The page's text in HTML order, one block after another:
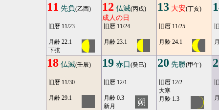
11 先負(乙酉)
旧暦 11/23
月齢 22.1
下弦
12 仏滅(丙戌)
成人の日
旧暦 11/24
月齢 23.1
13 大安(丁亥)
旧暦 11/25
月齢 24.1
18 仏滅(壬辰)
旧暦 11/30
月齢 29.1
19 赤口(癸巳)
旧暦 12/1
月齢 0.3
新月
20 先勝(甲午)
旧暦 12/2
大寒
月齢 1.3